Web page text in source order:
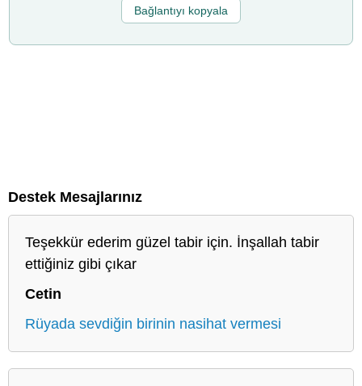
Bağlantıyı kopyala
Destek Mesajlarınız
Teşekkür ederim güzel tabir için. İnşallah tabir
ettiğiniz gibi çıkar
Cetin
Rüyada sevdiğin birinin nasihat vermesi